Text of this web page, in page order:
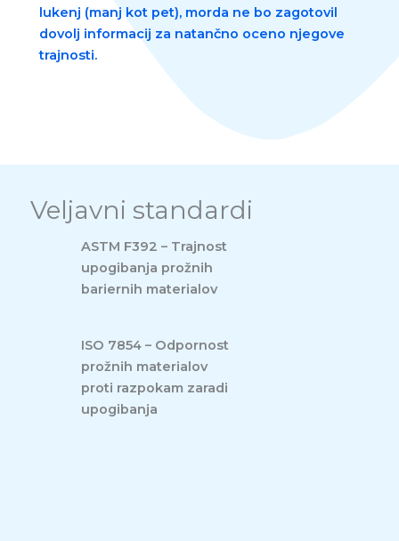
lukenj (manj kot pet), morda ne bo zagotovil
dovolj informacij za natančno oceno njegove
trajnosti.
Veljavni standardi
ASTM F392 – Trajnost
upogibanja prožnih
bariernih materialov
ISO 7854 – Odpornost
prožnih materialov
proti razpokam zaradi
upogibanja